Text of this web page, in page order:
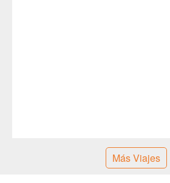
Más Viajes